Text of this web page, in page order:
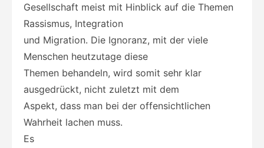
Gesellschaft meist mit Hinblick auf die Themen
Rassismus, Integration
und Migration. Die Ignoranz, mit der viele
Menschen heutzutage diese
Themen behandeln, wird somit sehr klar
ausgedrückt, nicht zuletzt mit dem
Aspekt, dass man bei der offensichtlichen
Wahrheit lachen muss.
Es